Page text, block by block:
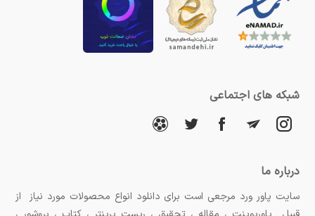
شبکه های اجتماعی
درباره ما
سایت پاور ورد مرجعی است برای دانلود انواع محصولات مورد نیاز از